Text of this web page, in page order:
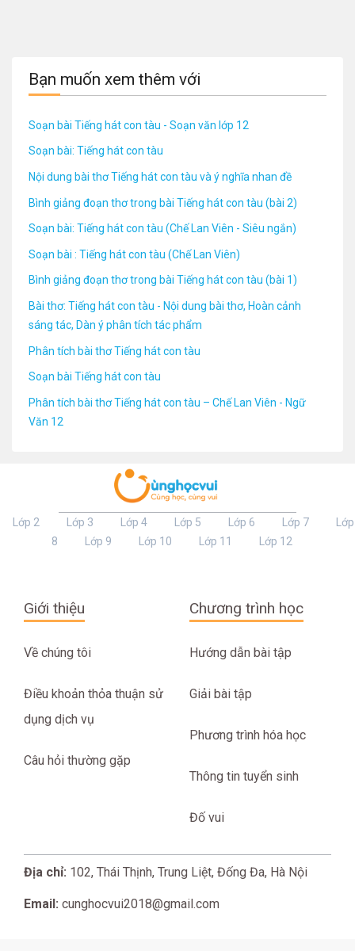
Bạn muốn xem thêm với
Soạn bài Tiếng hát con tàu - Soạn văn lớp 12
Soạn bài: Tiếng hát con tàu
Nội dung bài thơ Tiếng hát con tàu và ý nghĩa nhan đề
Bình giảng đoạn thơ trong bài Tiếng hát con tàu (bài 2)
Soạn bài: Tiếng hát con tàu (Chế Lan Viên - Siêu ngắn)
Soạn bài : Tiếng hát con tàu (Chế Lan Viên)
Bình giảng đoạn thơ trong bài Tiếng hát con tàu (bài 1)
Bài thơ: Tiếng hát con tàu - Nội dung bài thơ, Hoàn cảnh
sáng tác, Dàn ý phân tích tác phẩm
Phân tích bài thơ Tiếng hát con tàu
Soạn bài Tiếng hát con tàu
Phân tích bài thơ Tiếng hát con tàu – Chế Lan Viên - Ngữ
Văn 12
Lớp 2 Lớp 3 Lớp 4 Lớp 5 Lớp 6 Lớp 7
Lớp
8
Lớp 9 Lớp 10 Lớp 11 Lớp 12
Giới thiệu
Về chúng tôi
Điều khoản thỏa thuận sử
dụng dịch vụ
Câu hỏi thường gặp
Chương trình học
Hướng dẫn bài tập
Giải bài tập
Phương trình hóa học
Thông tin tuyển sinh
Đố vui
Địa chỉ: 102, Thái Thịnh, Trung Liệt, Đống Đa, Hà Nội
Email: cunghocvui2018@gmail.com